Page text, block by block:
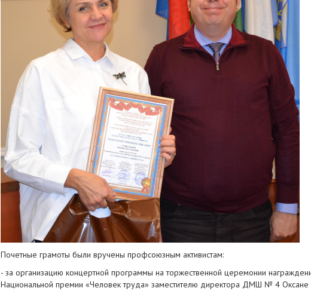
Почетные грамоты были вручены профсоюзным активистам:
- за организацию концертной программы на торжественной церемонии
Национальной премии «Человек труда» заместителю директора ДМШ № 4 Оксане